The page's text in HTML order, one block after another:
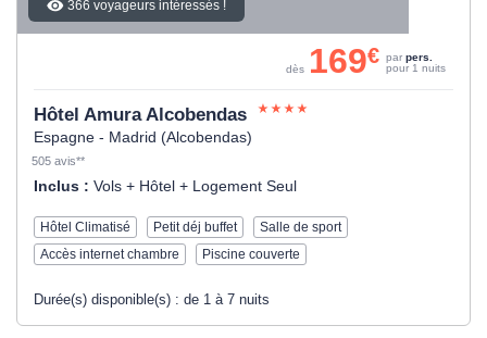
366 voyageurs intéressés !
Hôtel Amura Alcobendas
Espagne - Madrid (Alcobendas)
505 avis**
Inclus : Vols + Hôtel + Logement Seul
Hôtel Climatisé Petit déj buffet
Salle de sport
Accès internet chambre
Piscine couverte
Durée(s) disponible(s) : de 1 à 7 nuits
dès 169€ par pers.
pour 1 nuits